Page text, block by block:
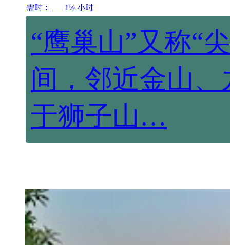
需时︰
1½ 小时
“鹰巢山”又称“
间，邻近金山
于狮子山…